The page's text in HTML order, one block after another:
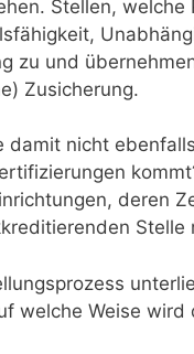
Stellen,
zu und
Zusicherung.
damit nicht
deren
Stelle
welche Weise